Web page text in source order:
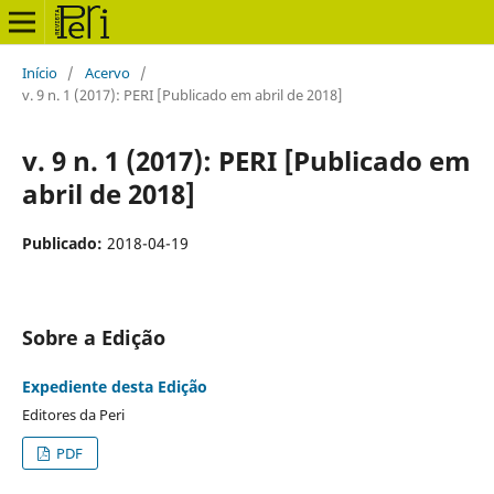
Início / Acervo /
v. 9 n. 1 (2017): PERI [Publicado em abril de 2018]
v. 9 n. 1 (2017): PERI [Publicado em
abril de 2018]
Publicado: 2018-04-19
Sobre a Edição
Expediente desta Edição
Editores da Peri
PDF